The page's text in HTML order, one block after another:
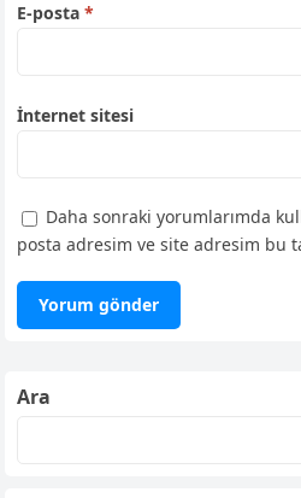
E-posta*
İnternet sitesi
Daha sonraki yorumlarımda
posta adresim ve site adresim bu
Ara